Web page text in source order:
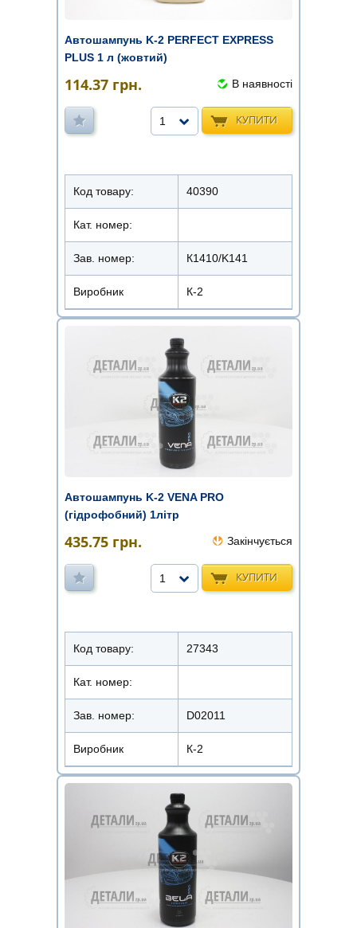
Автошампунь K-2 PERFECT EXPRESS
PLUS 1 л (жовтий)
114.37 грн. В наявності
КУПИТИ
1
Код товару: 40390
Кат. номер:
Зав. номер: К1410/K141
Виробник К-2
Автошампунь K-2 VENA PRO
(гідрофобний) 1літр
435.75 грн. Закінчується
КУПИТИ
1
Код товару: 27343
Кат. номер:
Зав. номер: D02011
Виробник К-2